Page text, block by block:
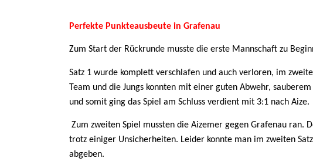
Perfekte Punkteausbeute in Grafenau
Zum Start der Rückrunde musste die erste Mannschaft zu
Satz 1 wurde komplett verschlafen und auch verloren, im
Team und die Jungs konnten mit einer guten Abwehr,
und somit ging das Spiel am Schluss verdient mit 3:1 nach Aize.
Zum zweiten Spiel mussten die Aizemer gegen Grafenau ran.
trotz einiger Unsicherheiten. Leider konnte man im zweiten
abgeben.